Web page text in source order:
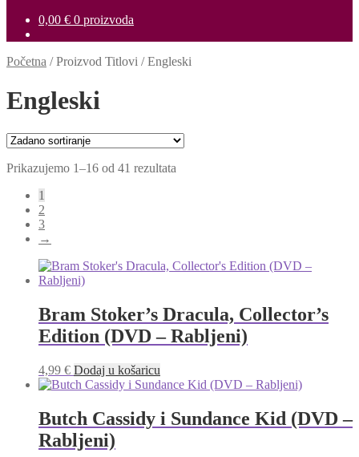
0,00 € 0 proizvoda
Početna /Proizvod Titlovi /Engleski
Engleski
Prikazujemo 1–16 od 41 rezultata
1
2
3
→
Bram Stoker’s Dracula, Collector’s
Edition (DVD – Rabljeni)
4,99 € Dodaj u košaricu
Butch Cassidy i Sundance Kid (DVD –
Rabljeni)